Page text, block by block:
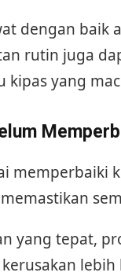
dengan baik
rutin juga
kipas yang
memperbaiki
yang tepat,